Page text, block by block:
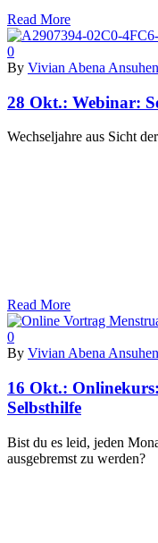
Read More
0
By Vivian Abena
28 Okt.: Webinar:
Wechseljahre aus Sicht
Read More
0
By Vivian Abena
16 Okt.:
Selbsthilfe
Bist du es leid, jeden
ausgebremst zu werden?